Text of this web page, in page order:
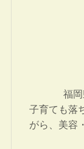
福岡
子育ても落
がら、美容